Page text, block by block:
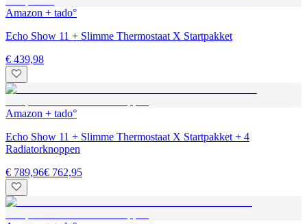
Amazon + tado°
Echo Show 11 + Slimme Thermostaat X Startpakket
€ 439,98
Amazon + tado°
Echo Show 11 + Slimme Thermostaat X Startpakket + 4
Radiatorknoppen
€ 789,96€ 762,95